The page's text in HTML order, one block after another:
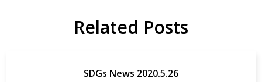
Related Posts
SDGs News 2020.5.26